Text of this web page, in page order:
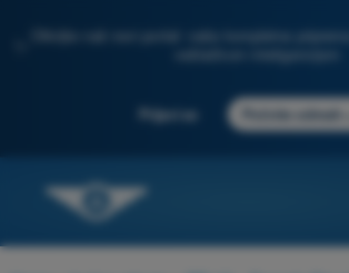
Otkrijte naš novi portal: vaša kompletna
Prijavi se Počnite odmah